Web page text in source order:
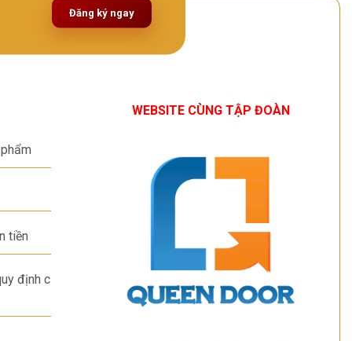
Đăng ký ngay
tiền
định c
WEBSITE CÙNG TẬP ĐOÀN